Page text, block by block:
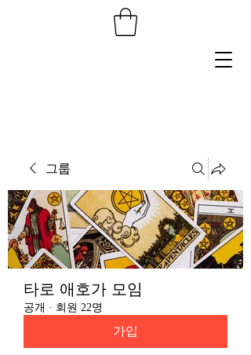
그룹
타로 애호가 모임
공개 · 회원 22명
가입